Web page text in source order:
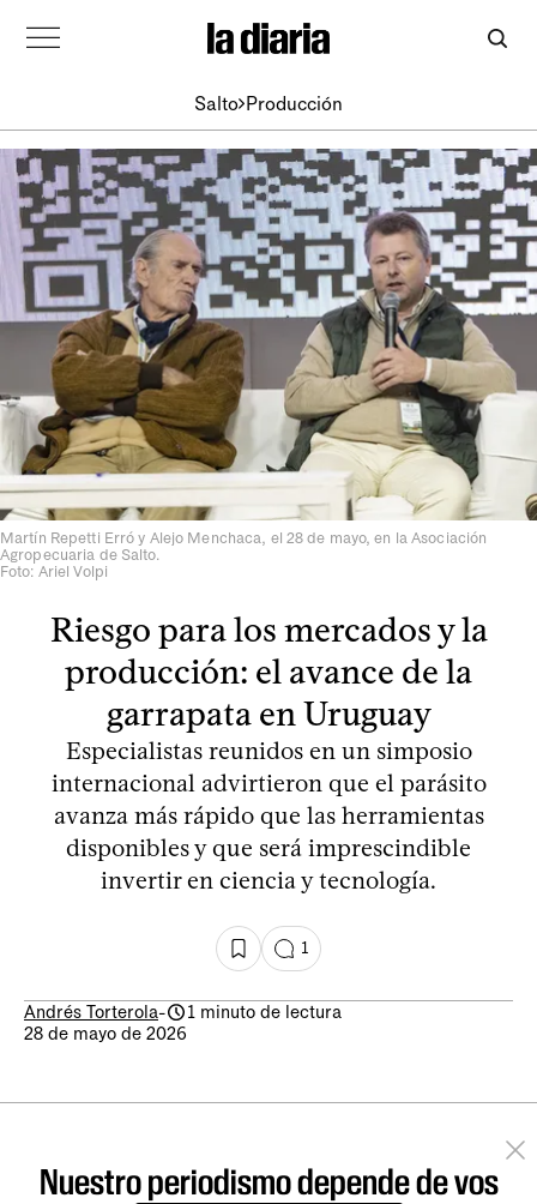
Salto Producción
Martín Repetti Erró y Alejo Menchaca, el 28 de mayo, en la Asociación
Agropecuaria de Salto.
Foto: Ariel Volpi
Riesgo para los mercados y la
producción: el avance de la
garrapata en Uruguay
Especialistas reunidos en un simposio
internacional advirtieron que el parásito
avanza más rápido que las herramientas
disponibles y que será imprescindible
invertir en ciencia y tecnología.
1
Andrés Torterola-
1 minuto de lectura
28 de mayo de 2026
Nuestro periodismo depende de vos